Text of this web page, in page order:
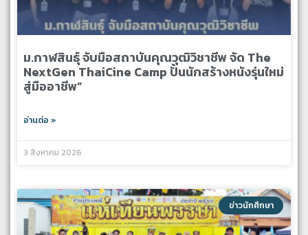
ม.กาฬสินธุ์ จับมือสถาบันคุณวุฒิวิชาชีพ จัด The
NextGen ThaiCine Camp ปั้นนักสร้างหนังรุ่นใหม่
สู่มืออาชีพ”
อ่านต่อ »
3 สิงหาคม 2026
ข่าวนักศึกษา